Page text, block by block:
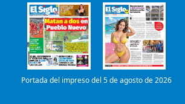
Portada del impreso del 5 de agosto de 2026